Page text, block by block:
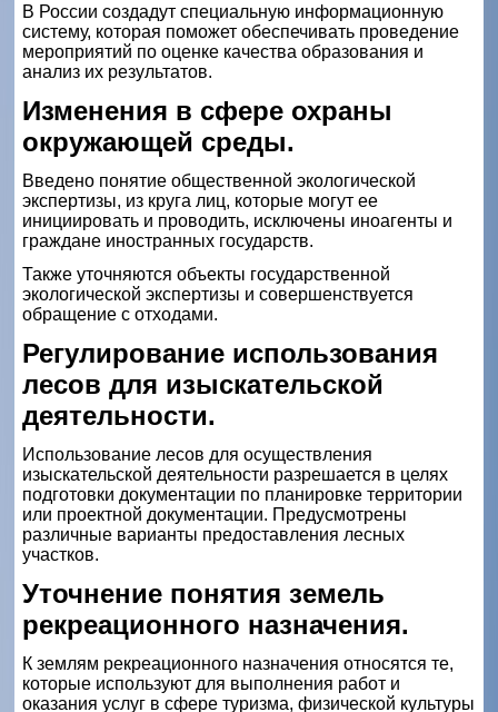
В России создадут специальную информационную
систему, которая поможет обеспечивать проведение
мероприятий по оценке качества образования и
анализ их результатов.
Изменения в сфере охраны
окружающей среды.
Введено понятие общественной экологической
экспертизы, из круга лиц, которые могут ее
инициировать и проводить, исключены иноагенты и
граждане иностранных государств.
Также уточняются объекты государственной
экологической экспертизы и совершенствуется
обращение с отходами.
Регулирование использования
лесов для изыскательской
деятельности.
Использование лесов для осуществления
изыскательской деятельности разрешается в целях
подготовки документации по планировке территории
или проектной документации. Предусмотрены
различные варианты предоставления лесных
участков.
Уточнение понятия земель
рекреационного назначения.
К землям рекреационного назначения относятся те,
которые используют для выполнения работ и
оказания услуг в сфере туризма, физической культуры